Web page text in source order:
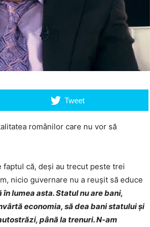
Tweet
românilor care nu vor să
faptul că, deși au trecut peste trei
nicio guvernare nu a reușit să educe
lumea asta. Statul nu are bani,
economia, să dea bani statului și
până la trenuri. N-am